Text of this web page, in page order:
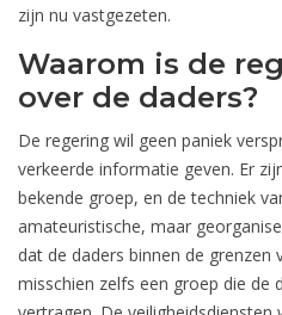
zijn nu vastgezeten.
Waarom is de
over de daders?
De regering wil geen paniek
verkeerde informatie geven. Er
bekende groep, en de techniek
amateuristische, maar
dat de daders binnen de
misschien zelfs een groep die de